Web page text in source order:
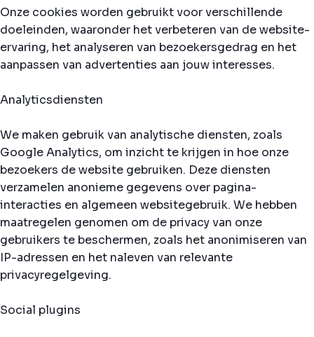
Onze cookies worden gebruikt voor verschillende
doeleinden, waaronder het verbeteren van de website-
ervaring, het analyseren van bezoekersgedrag en het
aanpassen van advertenties aan jouw interesses.
Analyticsdiensten
We maken gebruik van analytische diensten, zoals
Google Analytics, om inzicht te krijgen in hoe onze
bezoekers de website gebruiken. Deze diensten
verzamelen anonieme gegevens over pagina-
interacties en algemeen websitegebruik. We hebben
maatregelen genomen om de privacy van onze
gebruikers te beschermen, zoals het anonimiseren van
IP-adressen en het naleven van relevante
privacyregelgeving.
Social plugins